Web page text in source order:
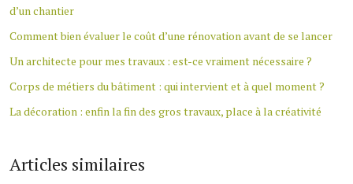
d’un chantier
Comment bien évaluer le coût d’une rénovation avant de se lancer
Un architecte pour mes travaux : est-ce vraiment nécessaire ?
Corps de métiers du bâtiment : qui intervient et à quel moment ?
La décoration : enfin la fin des gros travaux, place à la créativité
Articles similaires